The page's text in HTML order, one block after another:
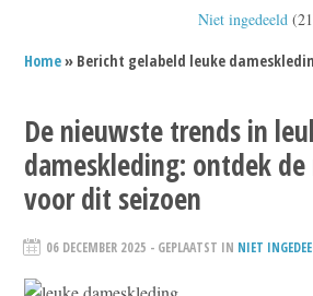
Niet ingedeeld
Home» Bericht gelabeld leuke
De nieuwste trends in
dameskleding: ontdek
voor dit seizoen
06 DECEMBER 2025 - GEPLAATST IN NIET